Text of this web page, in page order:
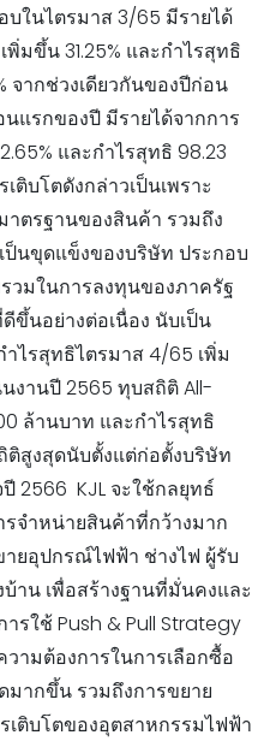
ในไตรมาส 3/65 มีรายได้
มขึ้น 31.25% และกำไรสุทธิ
จากช่วงเดียวกันของปีก่อน
แรกของปี มีรายได้จากการ
และกำไรสุทธิ 98.23
ติบโตดังกล่าวเป็นเพราะ
ตรฐานของสินค้า รวมถึง
ป็นขุดแข็งของบริษัท ประกอบ
วมในการลงทุนของภาครัฐ
นอย่างต่อเนื่อง นับเป็น
ไรสุทธิไตรมาส 4/65 เพิ่ม
งานปี 2565 ทุบสถิติ All-
ล้านบาท และกำไรสุทธิ
ติสูงสุดนับตั้งแต่ก่อตั้งบริษัท
2566 KJL จะใช้กลยุทธ์
รจำหน่ายสินค้าที่กว้างมาก
ยอุปกรณ์ไฟฟ้า ช่างไฟ ผู้รับ
บ้าน เพื่อสร้างฐานที่มั่นคงและ
รใช้ Push & Pull Strategy
ามต้องการในการเลือกซื้อ
มากขึ้น รวมถึงการขยาย
เติบโตของอุตสาหกรรมไฟฟ้า